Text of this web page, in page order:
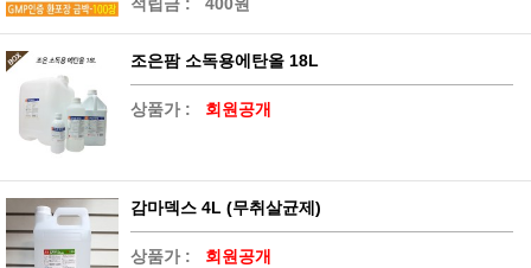
조은팜 소독용에탄올 18L
상품가 : 회원공개
감마덱스 4L (무취살균제)
상품가 :
회원공개